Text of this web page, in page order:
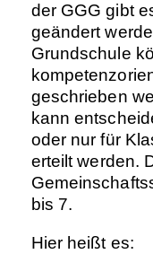
der GGG gibt
geändert
Grundschule
geschrieben
kann
oder nur für
erteilt werden.
bis 7.
Hier heißt es: